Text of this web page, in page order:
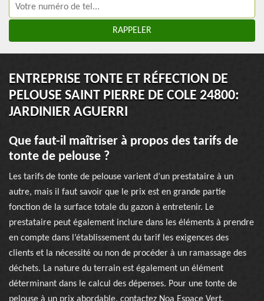
ENTREPRISE TONTE ET RÉFECTION DE
PELOUSE SAINT PIERRE DE COLE 24800:
JARDINIER AGUERRI
Que faut-il maîtriser à propos des tarifs de
tonte de pelouse ?
Les tarifs de tonte de pelouse varient d’un prestataire à un
autre, mais il faut savoir que le prix est en grande partie
fonction de la surface totale du gazon à entretenir. Le
prestataire peut également inclure dans les éléments à prendre
en compte dans l’établissement du tarif les exigences des
clients et la nécessité ou non de procéder à un ramassage des
déchets. La nature du terrain est également un élément
déterminant dans le calcul des dépenses. Pour une tonte de